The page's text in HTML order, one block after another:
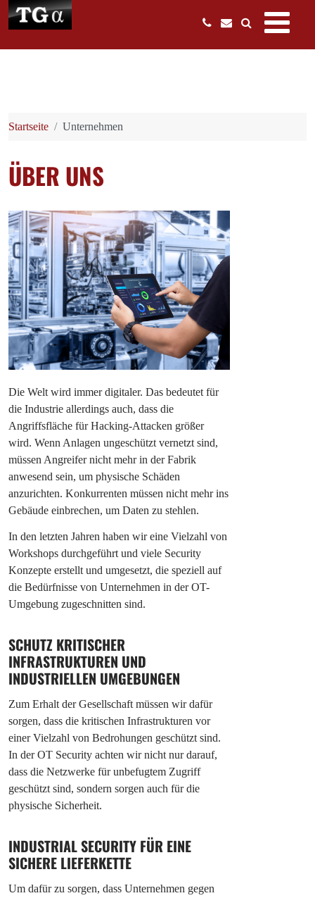
Startseite Unternehmen
ÜBER UNS
Die Welt wird immer digitaler. Das bedeutet für
die Industrie allerdings auch, dass die
Angriffsfläche für Hacking-Attacken größer
wird. Wenn Anlagen ungeschützt vernetzt sind,
müssen Angreifer nicht mehr in der Fabrik
anwesend sein, um physische Schäden
anzurichten. Konkurrenten müssen nicht mehr ins
Gebäude einbrechen, um Daten zu stehlen.
In den letzten Jahren haben wir eine Vielzahl von
Workshops durchgeführt und viele Security
Konzepte erstellt und umgesetzt, die speziell auf
die Bedürfnisse von Unternehmen in der OT-
Umgebung zugeschnitten sind.
SCHUTZ KRITISCHER
INFRASTRUKTUREN UND
INDUSTRIELLEN UMGEBUNGEN
Zum Erhalt der Gesellschaft müssen wir dafür
sorgen, dass die kritischen Infrastrukturen vor
einer Vielzahl von Bedrohungen geschützt sind.
In der OT Security achten wir nicht nur darauf,
dass die Netzwerke für unbefugtem Zugriff
geschützt sind, sondern sorgen auch für die
physische Sicherheit.
INDUSTRIAL SECURITY FÜR EINE
SICHERE LIEFERKETTE
Um dafür zu sorgen, dass Unternehmen gegen